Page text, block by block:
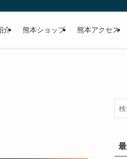
介 熊本ショップ 熊本アクセス